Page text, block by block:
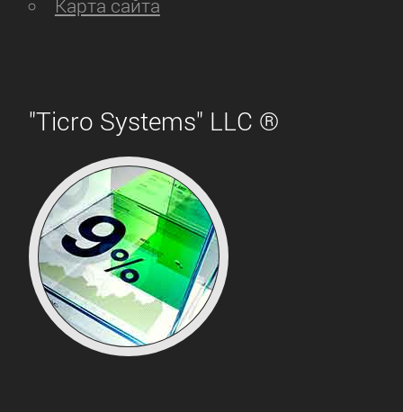
Карта сайта
"Ticro Systems" LLC ®